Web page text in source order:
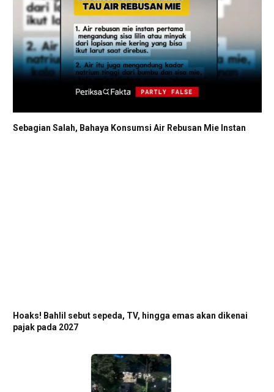
Sebagian Salah, Bahaya Konsumsi Air Rebusan Mie Instan
Hoaks! Bahlil sebut sepeda, TV, hingga emas akan dikenai
pajak pada 2027